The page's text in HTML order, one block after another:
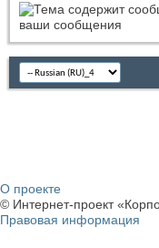
ваши сообщения
О проекте
© Интернет-проект
Правовая информация